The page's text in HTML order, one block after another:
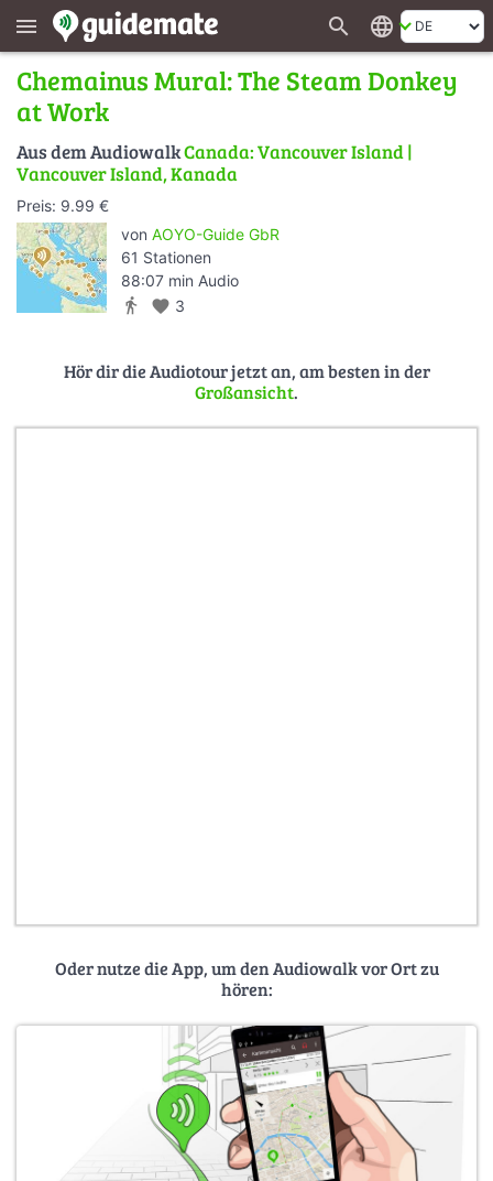
menu search language
Chemainus Mural: The Steam Donkey
at Work
Aus dem AudiowalkCanada: Vancouver Island |
Vancouver Island, Kanada
Preis: 9.99 €
von AOYO-Guide GbR
61 Stationen
88:07 min Audio
directions_walk favorite 3
Hör dir die Audiotour jetzt an, am besten in der
Großansicht.
Oder nutze die App, um den Audiowalk vor Ort zu
hören: